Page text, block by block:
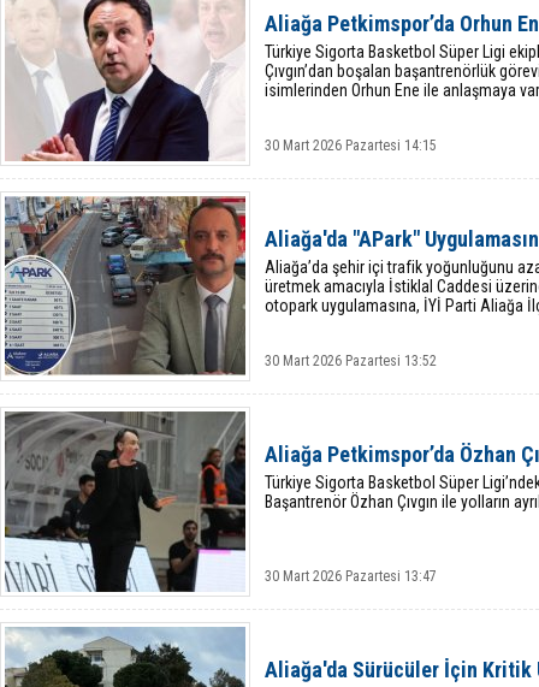
Aliağa Petkimspor’da Orhun
Türkiye Sigorta Basketbol Süper Ligi
Çıvgın’dan boşalan başantrenörlük
isimlerinden Orhun Ene ile anlaşmaya
30 Mart 2026 Pazartesi 14:15
Aliağa'da "APark"
Aliağa’da şehir içi trafik yoğunluğunu
üretmek amacıyla İstiklal Caddesi
otopark uygulamasına, İYİ Parti Aliağa
30 Mart 2026 Pazartesi 13:52
Aliağa Petkimspor’da Özhan
Türkiye Sigorta Basketbol Süper
Başantrenör Özhan Çıvgın ile yolların
30 Mart 2026 Pazartesi 13:47
Aliağa'da Sürücüler İçin Kritik